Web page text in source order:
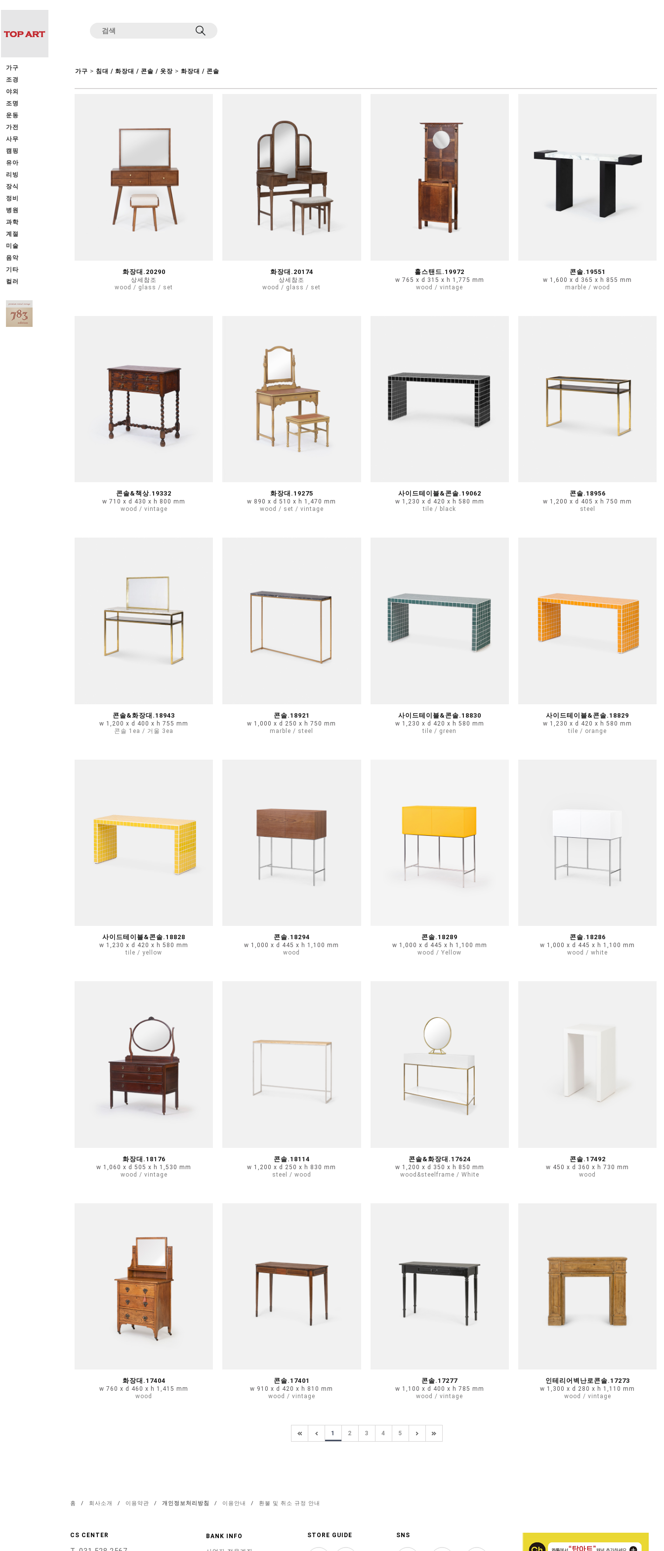
가구 > 침대 / 화장대 / 콘솔 / 옷장 > 화장대 / 콘솔
화장대.20290
상세참조
wood / glass / set
화장대.20174
상세참조
wood / glass / set
홀스탠드.19972
w 765 x d 315 x h 1,775 mm
wood / vintage
콘솔.19551
w 1,600 x d 365 x h 855 mm
marble / wood
콘솔&책상.19332
w 710 x d 430 x h 800 mm
wood / vintage
화장대.19275
w 890 x d 510 x h 1,470 mm
wood / set / vintage
사이드테이블&콘솔.19062
w 1,230 x d 420 x h 580 mm
tile / black
콘솔.18956
w 1,200 x d 405 x h 750 mm
steel
콘솔&화장대.18943
w 1,200 x d 400 x h 755 mm
콘솔 1ea / 거울 3ea
콘솔.18921
w 1,000 x d 250 x h 750 mm
marble / steel
사이드테이블&콘솔.18830
w 1,230 x d 420 x h 580 mm
tile / green
사이드테이블&콘솔.18829
w 1,230 x d 420 x h 580 mm
tile / orange
사이드테이블&콘솔.18828
w 1,230 x d 420 x h 580 mm
tile / yellow
콘솔.18294
w 1,000 x d 445 x h 1,100 mm
wood
콘솔.18289
w 1,000 x d 445 x h 1,100 mm
wood / Yellow
콘솔.18286
w 1,000 x d 445 x h 1,100 mm
wood / white
화장대.18176
w 1,060 x d 505 x h 1,530 mm
wood / vintage
콘솔.18114
w 1,200 x d 250 x h 830 mm
steel / wood
콘솔&화장대.17624
w 1,200 x d 350 x h 850 mm
wood&steelframe / White
콘솔.17492
w 450 x d 360 x h 730 mm
wood
화장대.17404
w 760 x d 460 x h 1,415 mm
wood
콘솔.17401
w 910 x d 420 x h 810 mm
wood / vintage
콘솔.17277
w 1,100 x d 400 x h 785 mm
wood / vintage
인테리어벽난로콘솔.17273
w 1,300 x d 280 x h 1,110 mm
wood / vintage
1 2 3 4 5
홈 / 회사소개 / 이용약관 / 개인정보처리방침 / 이용안내 / 환불 및 취소 규정 안내
CS CENTER BANK INFO STORE GUIDE SNS
가구
조경
야외
조명
운동
가전
사무
캠핑
유아
리빙
장식
정비
병원
과학
계절
미술
음악
기타
컬러